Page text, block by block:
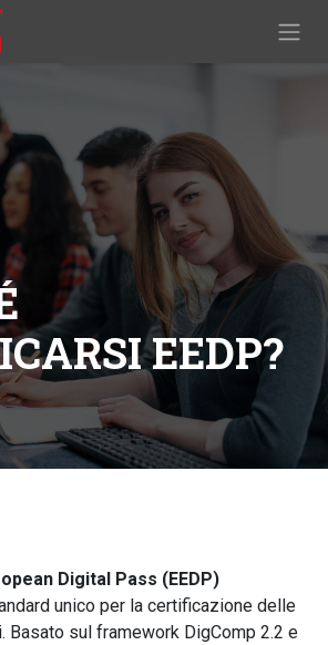
EEDP?
Digital Pass (EEDP)
unico per la certificazione delle
Basato sul framework DigComp 2.2 e